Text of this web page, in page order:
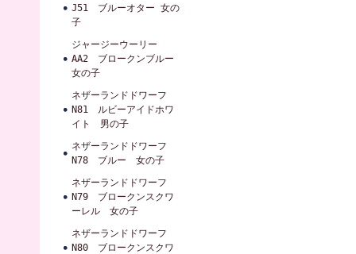
J51 ブルーオター 女の
子
ジャージーウーリー
AA2 ブロークンブルー
女の子
ネザーランドドワーフ
N81 ルビーアイドホワ
イト 男の子
ネザーランドドワーフ
N78 ブルー 女の子
ネザーランドドワーフ
N79 ブロークンスクワ
ーレル 女の子
ネザーランドドワーフ
N80 ブロークンスクワ